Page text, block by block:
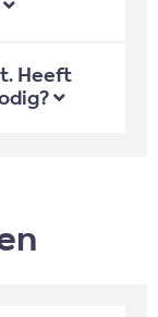
Heeft